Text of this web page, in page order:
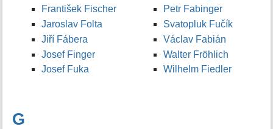
František Fischer
Jaroslav Folta
Jiří Fábera
Josef Finger
Josef Fuka
Petr Fabinger
Svatopluk Fučík
Václav Fabián
Walter Fröhlich
Wilhelm Fiedler
G